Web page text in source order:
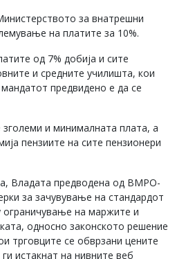
за внатрешни
на платите за 10%.
од 7% добија и сите
и средните училишта, кои
предвидено е да се
зголеми и минималната плата, а
пензиите на сите пензионери
Владата предводена од ВМРО-
за зачувување на стандардот
ограничување на маржите и
односно законското решение
трговците се обврзани цените
истакнат на нивните веб